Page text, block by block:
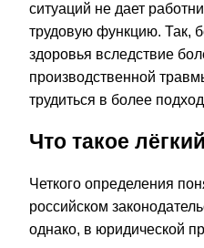
ситуаций не дает
трудовую функцию. Так,
здоровья вследствие
производственной
трудиться в более
Что такое
Четкого определения
российском
однако, в юридической